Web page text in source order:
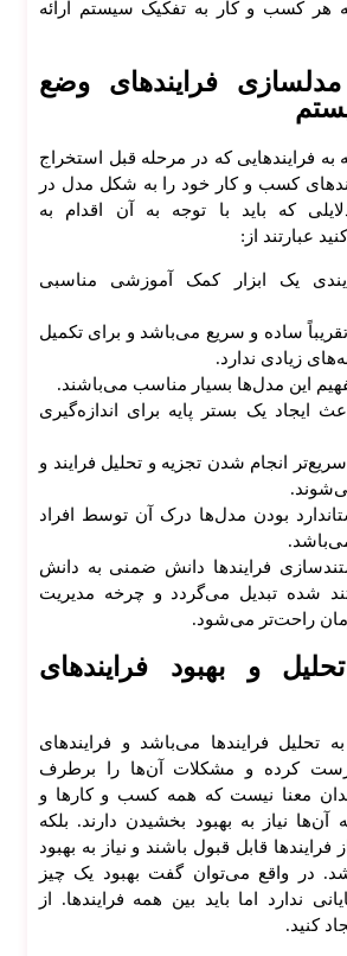
تو
و
هر کسب و کار به تفکیک سیستم ارائه
فرایند‌های وضع
به فرایند‌هایی که در مرحله قبل استخراج
کسب و کار خود را به شکل مدل در
که باید با توجه به آن اقدام به
عبارتند از:
یک ابزار کمک آموزشی مناسبی
ساده و سریع می‌باشد و برای تکمیل
زیادی ندارد.
این مدل‌ها بسیار مناسب می‌باشند.
ایجاد یک بستر پایه برای اندازه‌گیری
انجام شدن تجزیه و تحلیل فرایند و
بودن مدل‌ها درک آن توسط افراد
فرایند‌ها دانش ضمنی به دانش
شده تبدیل می‌گردد و چرخه مدیریت
راحت‌تر می‌شود.
و بهبود فرایند‌های
تحلیل فرایند‌ها می‌باشد و فرایند‌های
کرده و مشکلات آن‌ها را برطرف
بدان معنا نیست که همه کسب و کار‌ها و
آن‌ها نیاز به بهبود بخشیدن دارند. بلکه
قابل قبول باشند و نیاز به بهبود
در واقع می‌توان گفت بهبود یک چیز
ندارد اما باید بین همه فرایند‌ها. از
کنید.